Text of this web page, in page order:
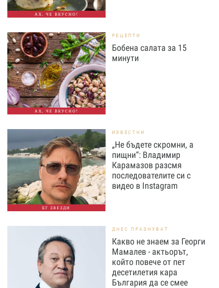
АХ, ЧЕ ВКУСНО!
АХ, ЧЕ ВКУСНО!
РЕЦЕПТИ
Бобена салата за 15
минути
БГ ЗВЕЗДИ
ИЗВЕСТНИ
„Не бъдете скромни, а
пищни“: Владимир
Карамазов разсмя
последователите си с
видео в Instagram
ДНЕС ПРАЗНУВАТ
Какво не знаем за Георги
Мамалев - актьорът,
който повече от пет
десетилетия кара
България да се смее